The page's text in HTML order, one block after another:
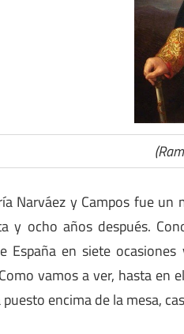
Narváez y Campos fue
y ocho años después.
España en siete
vamos a ver, hasta en
encima de la mesa,